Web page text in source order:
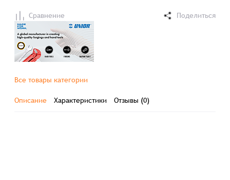
Сравнение Поделиться
Все товары категории
Описание Характеристики Отзывы (0)